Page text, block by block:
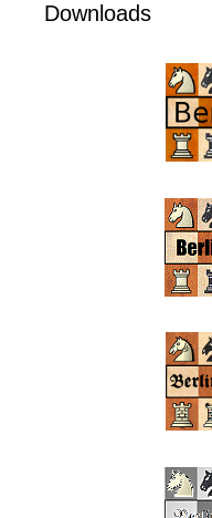
Downloads